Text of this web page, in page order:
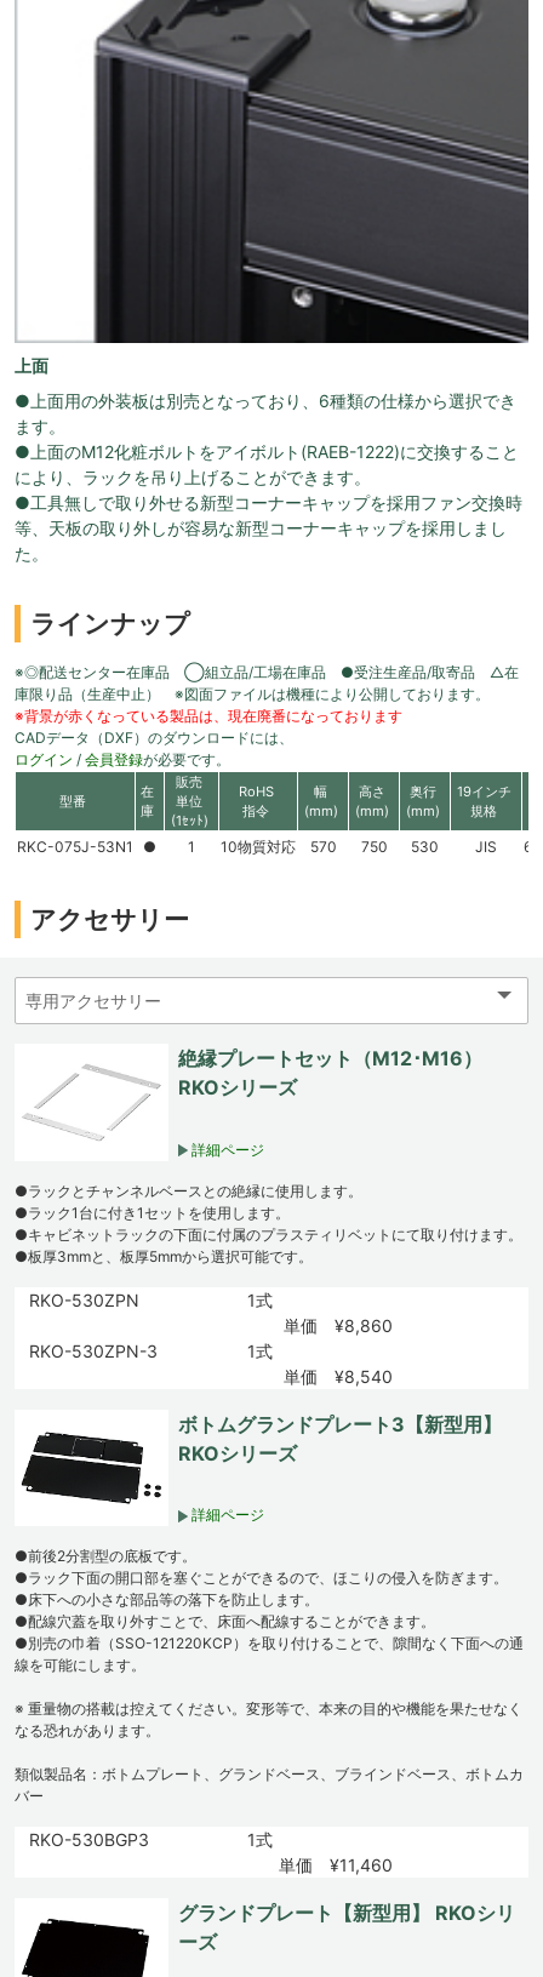
上面
●上面用の外装板は別売となっており、6種類の仕様から選択でき
ます。
●上面のM12化粧ボルトをアイボルト(RAEB-1222)に交換すること
により、ラックを吊り上げることができます。
●工具無しで取り外せる新型コーナーキャップを採用ファン交換時
等、天板の取り外しが容易な新型コーナーキャップを採用しまし
た。
ラインナップ
※◎配送センター在庫品 ◯組立品/工場在庫品 ●受注生産品/取寄品 △在
庫限り品（生産中止） ※図面ファイルは機種により公開しております。
※背景が赤くなっている製品は、現在廃番になっております
CADデータ（DXF）のダウンロードには、
ログイン / 会員登録が必要です。
型番
在
庫
販売
単位
(1ｾｯﾄ)
RoHS
指令
幅
(mm)
高さ
(mm)
奥行
(mm)
19インチ
規格
RKC-075J-53N1 ● 1 10物質対応 570 750 530 JIS
アクセサリー
絶縁プレートセット（M12･M16）
RKOシリーズ
詳細ページ
●ラックとチャンネルベースとの絶縁に使用します。
●ラック1台に付き1セットを使用します。
●キャビネットラックの下面に付属のプラスティリベットにて取り付けます。
●板厚3mmと、板厚5mmから選択可能です。
RKO-530ZPN
1式
単価 ¥8,860
RKO-530ZPN-3
1式
単価 ¥8,540
ボトムグランドプレート3【新型用】
RKOシリーズ
詳細ページ
●前後2分割型の底板です。
●ラック下面の開口部を塞ぐことができるので、ほこりの侵入を防ぎます。
●床下への小さな部品等の落下を防止します。
●配線穴蓋を取り外すことで、床面へ配線することができます。
●別売の巾着（SSO-121220KCP）を取り付けることで、隙間なく下面への通
線を可能にします。
※ 重量物の搭載は控えてください。変形等で、本来の目的や機能を果たせなく
なる恐れがあります。
類似製品名：ボトムプレート、グランドベース、ブラインドベース、ボトムカ
バー
RKO-530BGP3
1式
単価 ¥11,460
グランドプレート【新型用】 RKOシリ
ーズ